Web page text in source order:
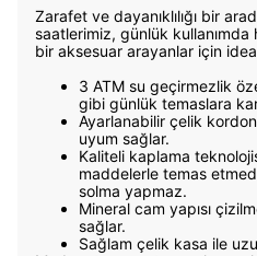
Zarafet ve dayanıklılığı bir
saatlerimiz, günlük kullanımda
bir aksesuar arayanlar için
3 ATM su geçirmezlik
gibi günlük temaslara
Ayarlanabilir çelik
uyum sağlar.
Kaliteli kaplama
maddelerle temas
solma yapmaz.
Mineral cam yapısı
sağlar.
Sağlam çelik kasa ile